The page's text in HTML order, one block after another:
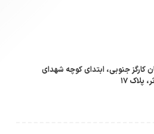
کارگز جنوبی، ابتدای کوچه شهدای
پلاک ۱۷